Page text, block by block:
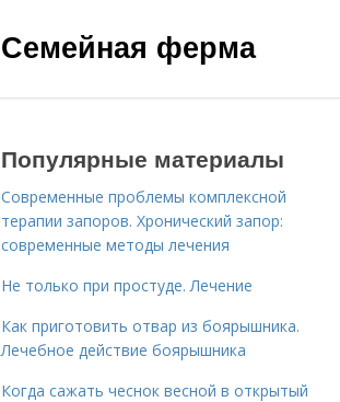
Семейная ферма
Популярные материалы
Современные проблемы комплексной
терапии запоров. Хронический запор:
современные методы лечения
Не только при простуде. Лечение
Как приготовить отвар из боярышника.
Лечебное действие боярышника
Когда сажать чеснок весной в открытый